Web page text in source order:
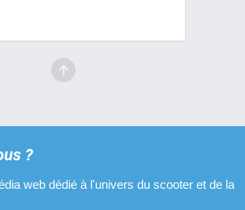
?
web dédié à l'univers du scooter et de la